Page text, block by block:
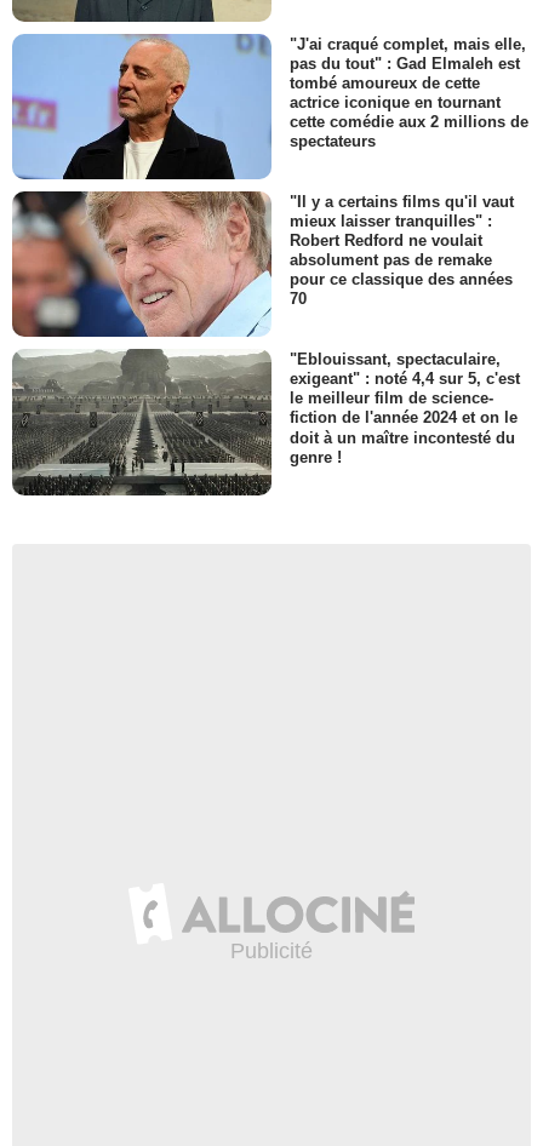
"J'ai craqué complet, mais elle,
pas du tout" : Gad Elmaleh est
tombé amoureux de cette
actrice iconique en tournant
cette comédie aux 2 millions de
spectateurs
"Il y a certains films qu'il vaut
mieux laisser tranquilles" :
Robert Redford ne voulait
absolument pas de remake
pour ce classique des années
70
"Eblouissant, spectaculaire,
exigeant" : noté 4,4 sur 5, c'est
le meilleur film de science-
fiction de l'année 2024 et on le
doit à un maître incontesté du
genre !